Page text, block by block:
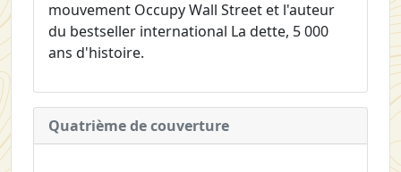
mouvement Occupy Wall Street et l'auteur
du bestseller international La dette, 5 000
ans d'histoire.
Quatrième de couverture